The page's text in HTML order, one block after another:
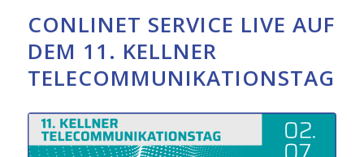
CONLINET SERVICE LIVE AUF
DEM 11. KELLNER
TELECOMMUNIKATIONSTAG!